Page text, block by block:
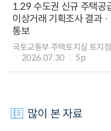
1.29 수도권 신규 주택공
이상거래 기획조사 결과
통보
국토교통부 주택토지실 토지
2026.07.30
5p
많이 본 자료